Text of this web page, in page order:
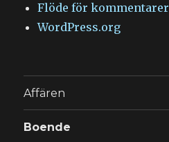
Flöde för kommentarer
WordPress.org
Affären
Boende